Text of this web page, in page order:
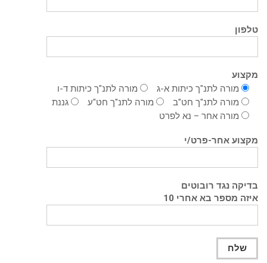
טלפון
מקצוע
מורה לתנ"ך כיתות א-ג
מורה לתנ"ך כיתות ד-ו
מורה לתנ"ך חט"ב
מורה לתנ"ך חט"ע
גננת
מורה אחר – נא לפרט
מקצוע אחר-פרט/י
בדיקה נגד רובוטים
איזה מספר בא אחרי 10